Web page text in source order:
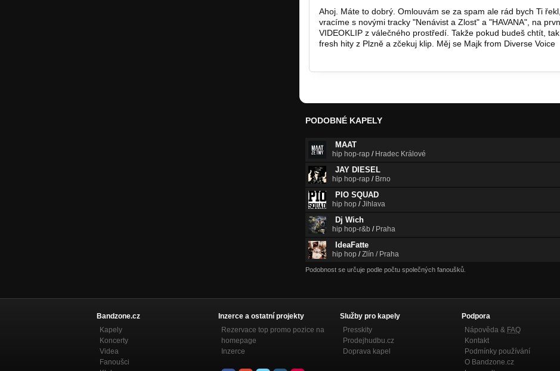
Ahoj. Máte to dobrý. Omlouvám se za spam ale rád bych Ti
vracíme s novými tracky "Nenávist a Zlost" a "HAVANA", na
VIDEOKLIP z válečného prostředí. Takže pokud budeš chtít,
fresh hity z Plzně a zčekuj klip. Měj se Majk from Diverse Voice
PODOBNÉ KAPELY
MAAT
hip hop-rap / Hradec Králové
JAY DIESEL
hip hop-rap / Brno
PIO SQUAD
hip hop /Jihlava
Dj Wich
hip hop-r&b / Praha
IdeaFatte
hip hop /Zlín / Praha
Podobnost se určuje podle počtu společných fanoušků.
Bandzone.cz
Kapely
Koncerty
Videa
Fanoušci
Inzerce a ostatní projekty
Rezervace top promo pozice na
homepage
Inzerce
Služby pro kapely
Presskity
Prodejhudbu.cz
Doprava kapel
Podpora
Nápověda & FAQ
Kontakt
Podmínky používání
O Bandzone.cz